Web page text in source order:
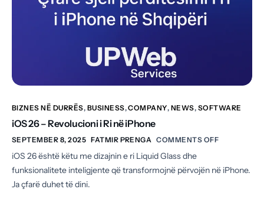
BIZNES NË DURRËS, BUSINESS,COMPANY, NEWS, SOFTWARE
iOS 26 – Revolucioni i Ri në iPhone
SEPTEMBER 8, 2025 FATMIR PRENGA COMMENTS OFF
iOS 26 është këtu me dizajnin e ri Liquid Glass dhe
funksionalitete inteligjente që transformojnë përvojën në iPhone.
Ja çfarë duhet të dini.